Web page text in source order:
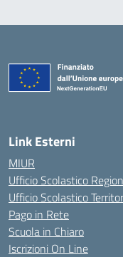
Link Esterni
MIUR
Ufficio Scolastico
Ufficio Scolastico
Pago in Rete
Scuola in Chiaro
Iscrizioni On Line